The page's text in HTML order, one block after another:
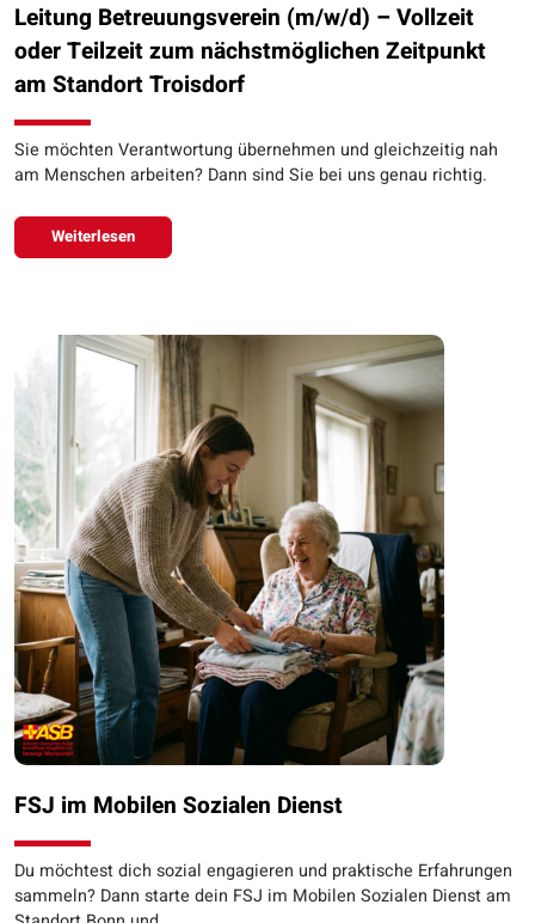
Leitung Betreuungsverein (m/w/d) – Vollzeit
oder Teilzeit zum nächstmöglichen Zeitpunkt
am Standort Troisdorf
Sie möchten Verantwortung übernehmen und gleichzeitig nah
am Menschen arbeiten? Dann sind Sie bei uns genau richtig.
Weiterlesen
FSJ im Mobilen Sozialen Dienst
Du möchtest dich sozial engagieren und praktische Erfahrungen
sammeln? Dann starte dein FSJ im Mobilen Sozialen Dienst am